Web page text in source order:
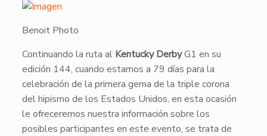
Benoit Photo
​Continuando la ruta al Kentucky DerbyG1 en su
edición 144, cuando estamos a 79 días para la
celebración de la primera gema de la triple corona
del hipismo de los Estados Unidos, en esta ocasión
le ofreceremos nuestra información sobre los
posibles participantes en este evento, se trata de